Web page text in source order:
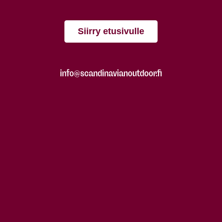
Siirry etusivulle
info@scandinavianoutdoor.fi